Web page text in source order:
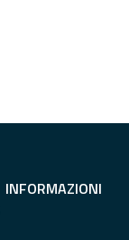
INFORMAZIONI